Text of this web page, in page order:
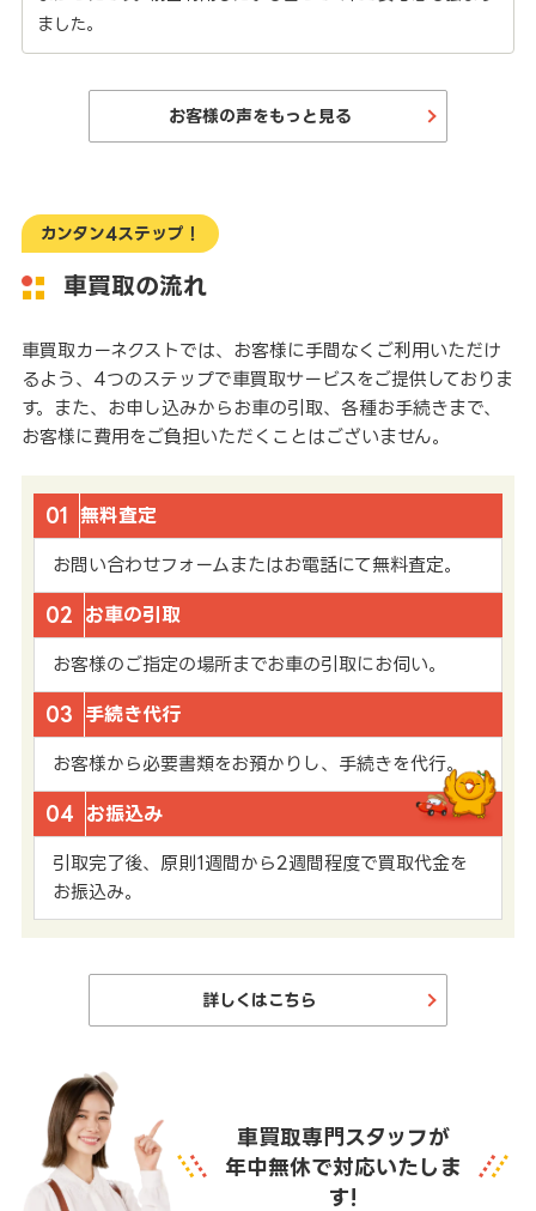
ました。
お客様の声をもっと見る
カンタン4ステップ！
車買取の流れ
車買取カーネクストでは、お客様に手間なくご利用いただけ
るよう、4つのステップで車買取サービスをご提供しておりま
す。また、お申し込みからお車の引取、各種お手続きまで、
お客様に費用をご負担いただくことはございません。
01 無料査定
お問い合わせフォームまたはお電話にて無料査定。
02 お車の引取
お客様のご指定の場所までお車の引取にお伺い。
03 手続き代行
お客様から必要書類をお預かりし、手続きを代行。
04 お振込み
引取完了後、原則1週間から2週間程度で買取代金を
お振込み。
詳しくはこちら
車買取専門スタッフが
年中無休で対応いたしま
す!